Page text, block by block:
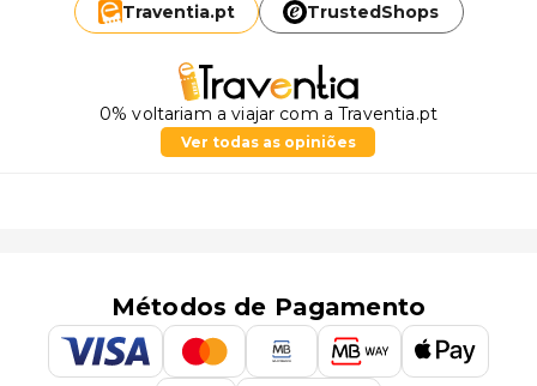
Traventia.pt TrustedShops
0% voltariam a viajar com a Traventia.pt
Ver todas as opiniões
Métodos de Pagamento